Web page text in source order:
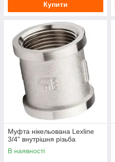
Купити
Муфта нікельована Lexline
3/4" внутрішня різьба
В наявності